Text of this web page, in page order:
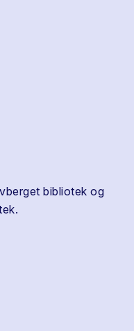
bibliotek og